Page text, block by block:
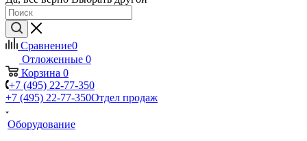
Сравнение0
Отложенные 0
Корзина 0
+7 (495) 22-77-350
+7 (495) 22-77-350Отдел продаж
Оборудование